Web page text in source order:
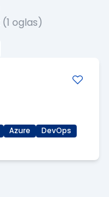
(1 oglas)
Azure
DevOps